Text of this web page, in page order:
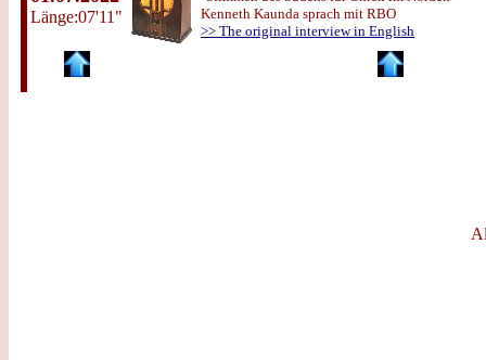
Länge:07'11"
Kenneth Kaunda sprach mit RBO
>> The original interview in English